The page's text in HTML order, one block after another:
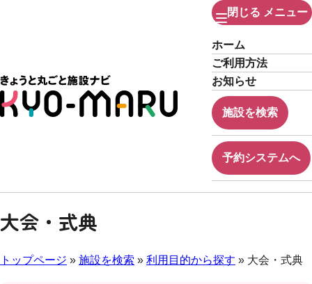
閉じる メニュー
ホーム
ご利用方法
お知らせ
施設を検索
予約システムへ
大会・式典
トップページ » 施設を検索 » 利用目的から探す » 大会・式典